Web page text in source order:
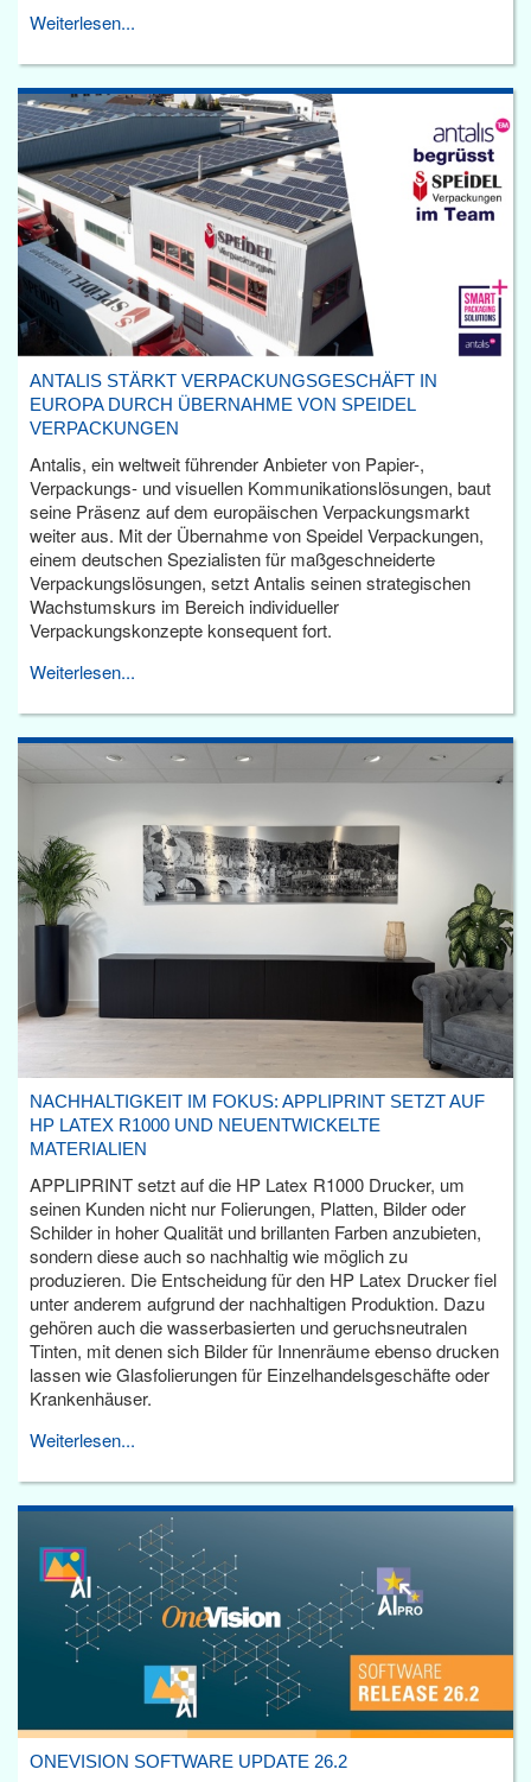
Weiterlesen...
ANTALIS STÄRKT VERPACKUNGSGESCHÄFT IN
EUROPA DURCH ÜBERNAHME VON SPEIDEL
VERPACKUNGEN
Antalis, ein weltweit führender Anbieter von Papier-,
Verpackungs- und visuellen Kommunikationslösungen, baut
seine Präsenz auf dem europäischen Verpackungsmarkt
weiter aus. Mit der Übernahme von Speidel Verpackungen,
einem deutschen Spezialisten für maßgeschneiderte
Verpackungslösungen, setzt Antalis seinen strategischen
Wachstumskurs im Bereich individueller
Verpackungskonzepte konsequent fort.
Weiterlesen...
NACHHALTIGKEIT IM FOKUS: APPLIPRINT SETZT AUF
HP LATEX R1000 UND NEUENTWICKELTE
MATERIALIEN
APPLIPRINT setzt auf die HP Latex R1000 Drucker, um
seinen Kunden nicht nur Folierungen, Platten, Bilder oder
Schilder in hoher Qualität und brillanten Farben anzubieten,
sondern diese auch so nachhaltig wie möglich zu
produzieren. Die Entscheidung für den HP Latex Drucker fiel
unter anderem aufgrund der nachhaltigen Produktion. Dazu
gehören auch die wasserbasierten und geruchsneutralen
Tinten, mit denen sich Bilder für Innenräume ebenso drucken
lassen wie Glasfolierungen für Einzelhandelsgeschäfte oder
Krankenhäuser.
Weiterlesen...
ONEVISION SOFTWARE UPDATE 26.2